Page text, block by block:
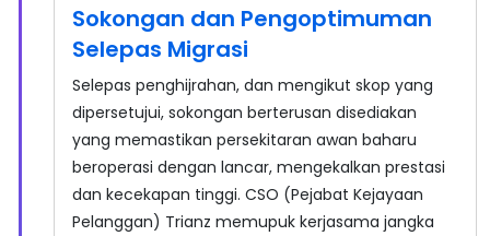
Sokongan dan Pengoptimuman
Selepas Migrasi
Selepas penghijrahan, dan mengikut skop yang
dipersetujui, sokongan berterusan disediakan
yang memastikan persekitaran awan baharu
beroperasi dengan lancar, mengekalkan prestasi
dan kecekapan tinggi. CSO (Pejabat Kejayaan
Pelanggan) Trianz memupuk kerjasama jangka